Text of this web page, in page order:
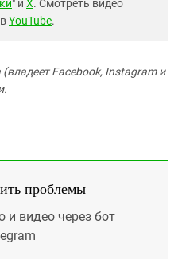
" и X. Смотреть видео
YouTube.
Facebook, Instagram и
проблемы
и видео через бот